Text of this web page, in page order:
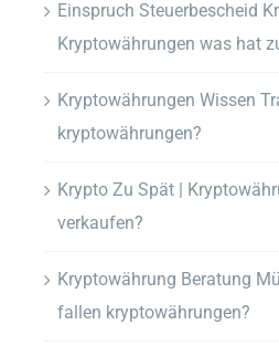
Einspruch Steuerbescheid
Kryptowährungen was hat
Kryptowährungen Wissen
kryptowährungen?
Krypto Zu Spät |
verkaufen?
Kryptowährung Beratung
fallen kryptowährungen?